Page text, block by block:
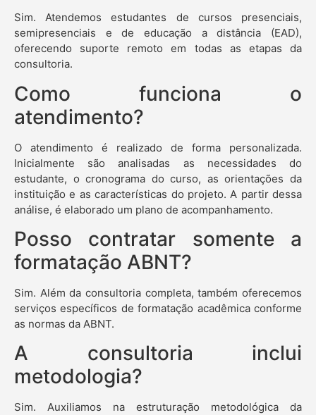
Sim. Atendemos estudantes de cursos presenciais,
semipresenciais e de educação a distância (EAD),
oferecendo suporte remoto em todas as etapas da
consultoria.
Como funciona o
atendimento?
O atendimento é realizado de forma personalizada.
Inicialmente são analisadas as necessidades do
estudante, o cronograma do curso, as orientações da
instituição e as características do projeto. A partir dessa
análise, é elaborado um plano de acompanhamento.
Posso contratar somente a
formatação ABNT?
Sim. Além da consultoria completa, também oferecemos
serviços específicos de formatação acadêmica conforme
as normas da ABNT.
A consultoria inclui
metodologia?
Sim. Auxiliamos na estruturação metodológica da